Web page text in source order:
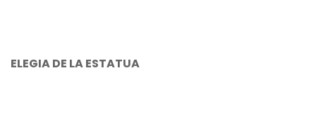
ELEGIA DE LA ESTATUA